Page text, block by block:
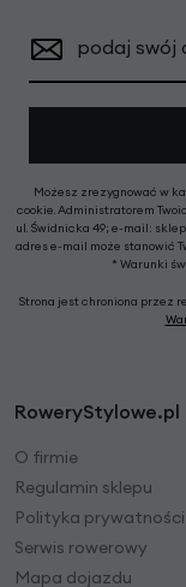
podaj swój
Możesz zrezygnować w
cookie. Administratorem
ul. Świdnicka 49; e-mail:
adres e-mail może stanowić
* Warunki
Strona jest chroniona przez
RoweryStylowe.pl
O firmie
Regulamin sklepu
Polityka prywatności
Serwis rowerowy
Mapa dojazdu